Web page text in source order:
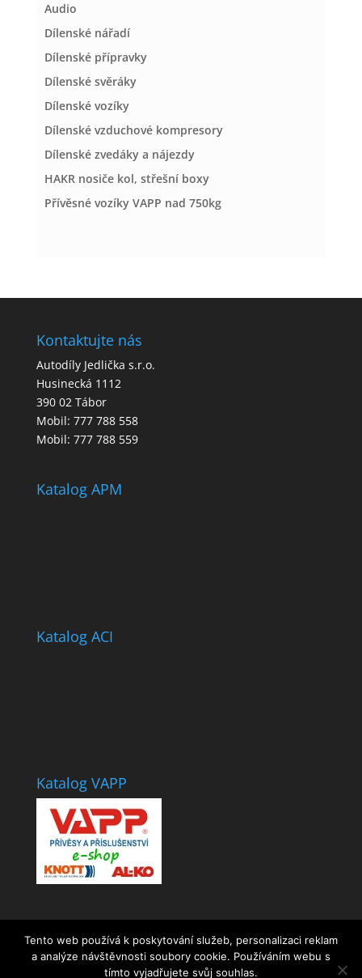
Audio
Dílenské nářadí
Dílenské přípravky
Dílenské svěráky
Dílenské vozíky
Dílenské vzduchové kompresory
Dílenské zvedáky a nájezdy
HAKR nosiče kol, střešní boxy
Přívěsné vozíky VAPP nad 750kg
Kontaktujte nás
Autodíly Jedlička s.r.o.
Husinecká 1112
390 02 Tábor
Mobil: 777 788 558
Mobil: 777 788 559
Katalog APM
Katalog ACI
Katalog VAPP
Tento web používá k poskytování služeb, personalizaci reklam
a analýze návštěvnosti soubory cookie. Používáním webu s
tímto vyjadřujete svůj souhlas.